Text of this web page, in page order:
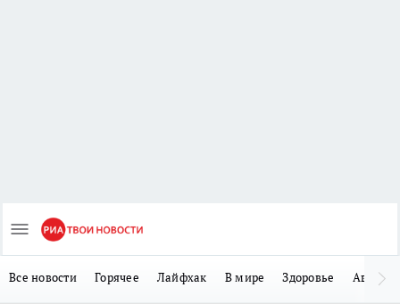
Все новости Горячее Лайфхак В мире Здоровье Авто